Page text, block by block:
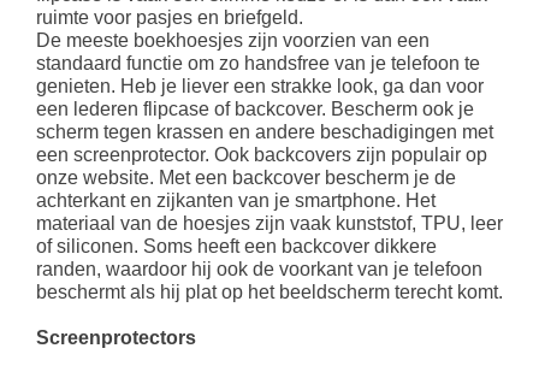
ruimte voor pasjes en briefgeld.
De meeste boekhoesjes zijn voorzien van een
standaard functie om zo handsfree van je telefoon te
genieten. Heb je liever een strakke look, ga dan voor
een lederen flipcase of backcover. Bescherm ook je
scherm tegen krassen en andere beschadigingen met
een screenprotector. Ook backcovers zijn populair op
onze website. Met een backcover bescherm je de
achterkant en zijkanten van je smartphone. Het
materiaal van de hoesjes zijn vaak kunststof, TPU, leer
of siliconen. Soms heeft een backcover dikkere
randen, waardoor hij ook de voorkant van je telefoon
beschermt als hij plat op het beeldscherm terecht komt.
Screenprotectors